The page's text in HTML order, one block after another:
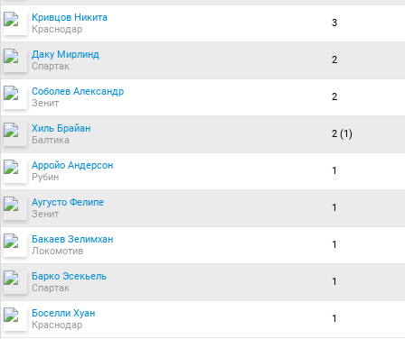
Кривцов Никита
Краснодар
3
Даку Мирлинд
Спартак
2
Соболев Александр
Зенит
2
Хиль Брайан
Балтика
2 (1)
Арройо Андерсон
Рубин
1
Аугусто Фелипе
Зенит
1
Бакаев Зелимхан
Локомотив
1
Барко Эсекьель
Спартак
1
Боселли Хуан
Краснодар
1